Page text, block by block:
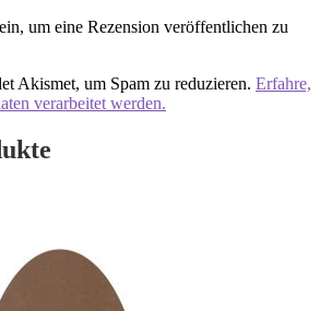
um eine Rezension veröffentlichen zu
Akismet, um Spam zu reduzieren. Erfahre,
verarbeitet werden.